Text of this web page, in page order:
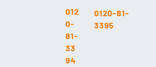
012
0-
81-
33
94
0120-81-
3395